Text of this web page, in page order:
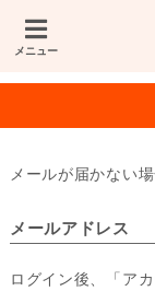
メニュー
メールが届かない
メールアドレス
ログイン後、「ア